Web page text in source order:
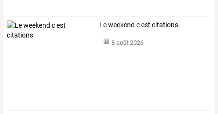
Le weekend c est citations
8 août 2026